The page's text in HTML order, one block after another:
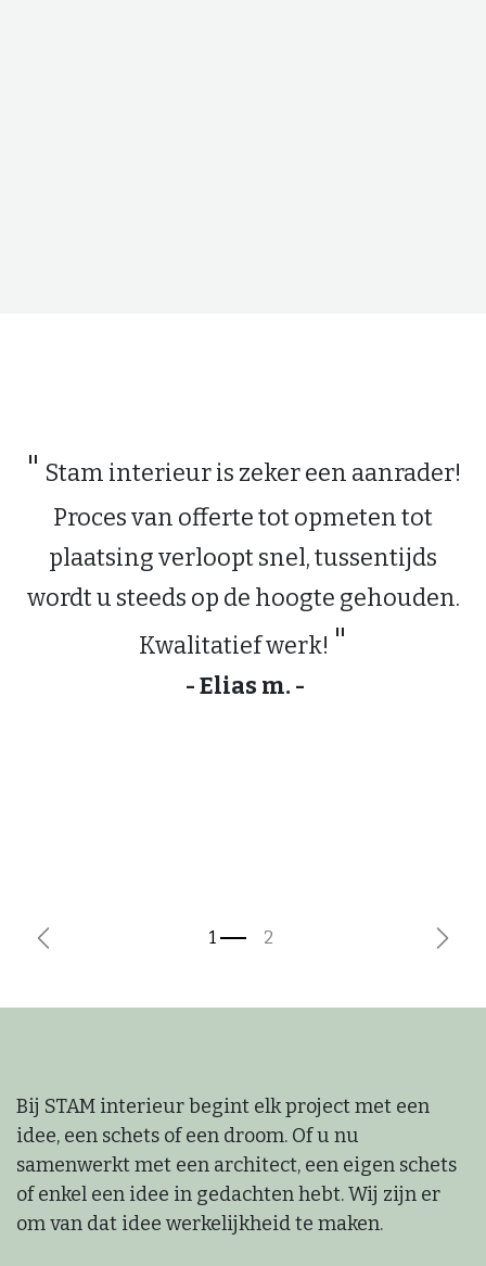
" Stam interieur is zeker een aanrader!
Proces van offerte tot opmeten tot
plaatsing verloopt snel, tussentijds
wordt u steeds op de hoogte gehouden.
Kwalitatief werk! "
- Elias m. -
Vorige
Bij STAM interieur begint elk project met een
idee, een schets of een droom. Of u nu
samenwerkt met een architect, een eigen schets
of enkel een idee in gedachten hebt. Wij zijn er
om van dat idee werkelijkheid te maken.